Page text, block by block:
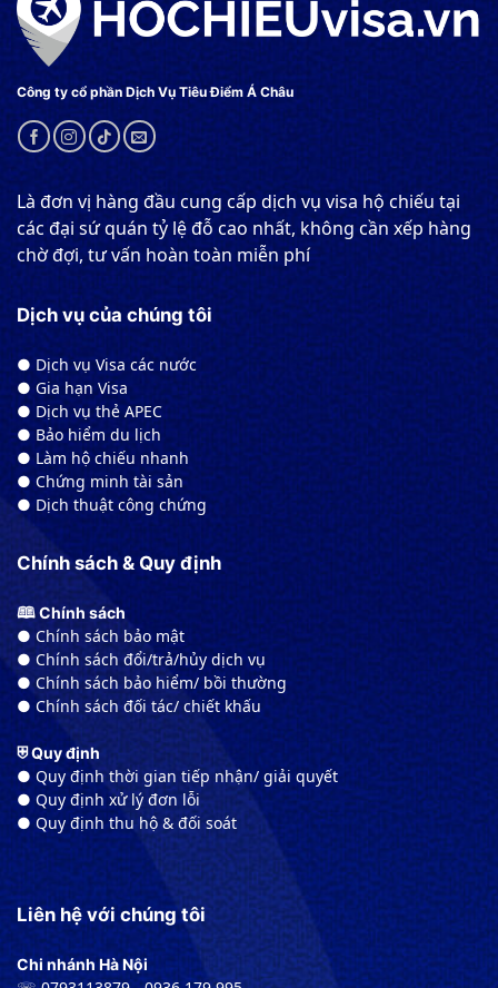
Công ty cổ phần Dịch Vụ Tiêu Điểm Á Châu
Là đơn vị hàng đầu cung cấp dịch vụ visa hộ chiếu tại
các đại sứ quán tỷ lệ đỗ cao nhất, không cần xếp hàng
chờ đợi, tư vấn hoàn toàn miễn phí
Dịch vụ của chúng tôi
● Dịch vụ Visa các nước
● Gia hạn Visa
● Dịch vụ thẻ APEC
● Bảo hiểm du lịch
● Làm hộ chiếu nhanh
● Chứng minh tài sản
● Dịch thuật công chứng
Chính sách & Quy định
🕮 Chính sách
● Chính sách bảo mật
● Chính sách đổi/trả/hủy dịch vụ
● Chính sách bảo hiểm/ bồi thường
● Chính sách đối tác/ chiết khấu
⛨ Quy định
● Quy định thời gian tiếp nhận/ giải quyết
● Quy định xử lý đơn lỗi
● Quy định thu hộ & đối soát
Liên hệ với chúng tôi
Chi nhánh Hà Nội